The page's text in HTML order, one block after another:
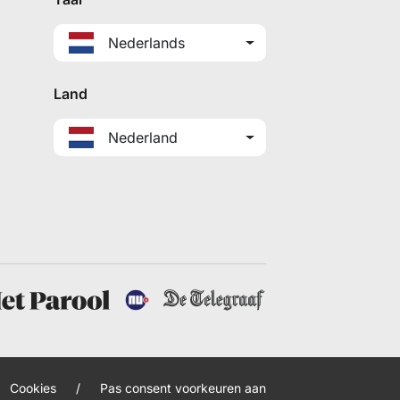
Nederlands
Land
Nederland
Cookies / Pas consent voorkeuren aan